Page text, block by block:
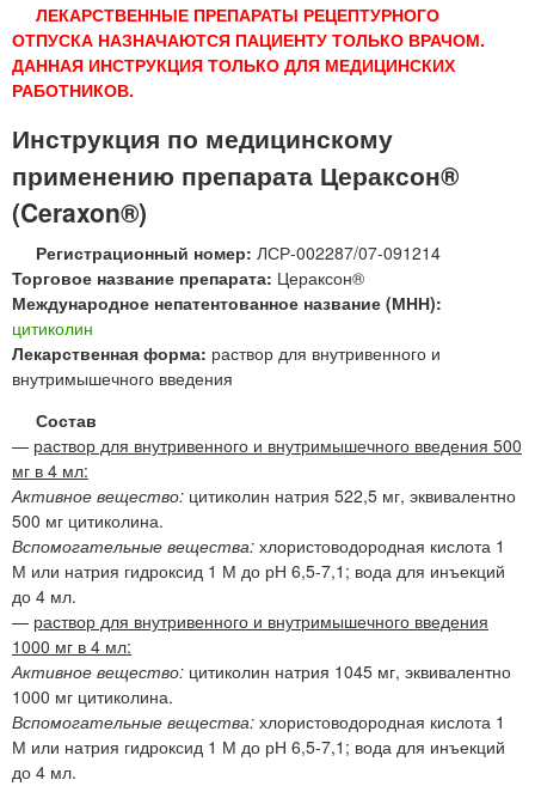
ЛЕКАРСТВЕННЫЕ ПРЕПАРАТЫ РЕЦЕПТУРНОГО
ОТПУСКА НАЗНАЧАЮТСЯ ПАЦИЕНТУ ТОЛЬКО ВРАЧОМ.
ДАННАЯ ИНСТРУКЦИЯ ТОЛЬКО ДЛЯ МЕДИЦИНСКИХ
РАБОТНИКОВ.
Инструкция по медицинскому
применению препарата Цераксон®
(Ceraxon®)
Регистрационный номер: ЛСР-002287/07-091214
Торговое название препарата: Цераксон®
Международное непатентованное название (МНН):
цитиколин
Лекарственная форма: раствор для внутривенного и
внутримышечного введения
Состав
— раствор для внутривенного и внутримышечного введения 500
мг в 4 мл:
Активное вещество: цитиколин натрия 522,5 мг, эквивалентно
500 мг цитиколина.
Вспомогательные вещества: хлористоводородная кислота 1
М или натрия гидроксид 1 М до рН 6,5-7,1; вода для инъекций
до 4 мл.
— раствор для внутривенного и внутримышечного введения
1000 мг в 4 мл:
Активное вещество: цитиколин натрия 1045 мг, эквивалентно
1000 мг цитиколина.
Вспомогательные вещества: хлористоводородная кислота 1
М или натрия гидроксид 1 М до рН 6,5-7,1; вода для инъекций
до 4 мл.